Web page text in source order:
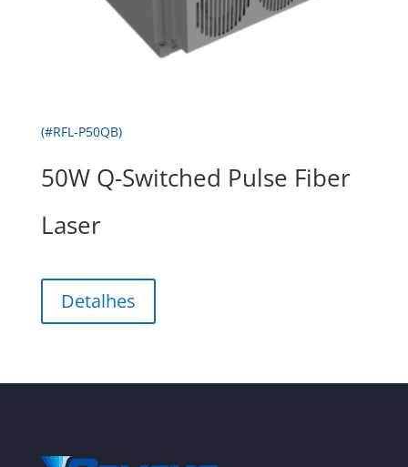
(#RFL-P50QB)
50W Q-Switched Pulse Fiber
Laser
Detalhes